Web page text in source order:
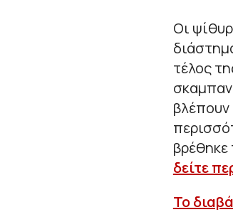
Οι
τέλος
βρέθηκε
δείτε
Το